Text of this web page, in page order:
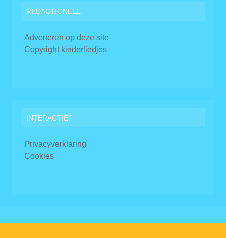
REDACTIONEEL
Adverteren op deze site
Copyright kinderliedjes
INTERACTIEF
Privacyverklaring
Cookies